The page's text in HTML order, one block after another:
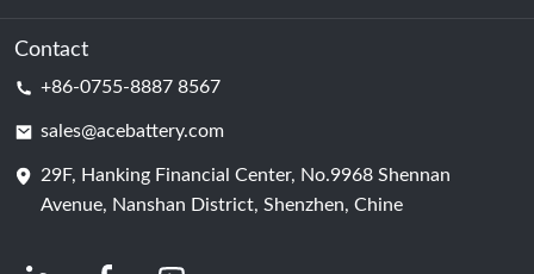
Centre de données et salle des serveurs
Cellule de batterie
Nouvelles
Contact
+86-0755-8887 8567
sales@acebattery.com
29F, Hanking Financial Center, No.9968 Shennan
Avenue, Nanshan District, Shenzhen, Chine